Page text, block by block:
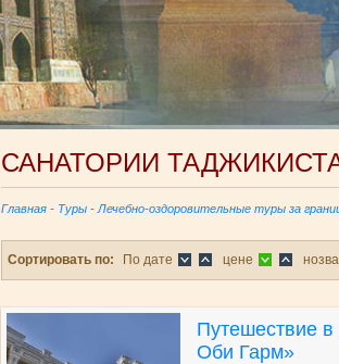
САНАТОРИИ
Главная - Туры - Лечебно-оздоровительные туры за
Сортировать по: По дате цене
Путешествие
Оби Гарм»